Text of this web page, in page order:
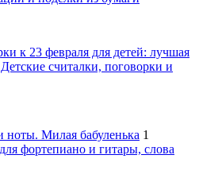
к 23 февраля для детей: лучшая
Детские считалки, поговорки и
ноты. Милая бабуленька 1
фортепиано и гитары, слова